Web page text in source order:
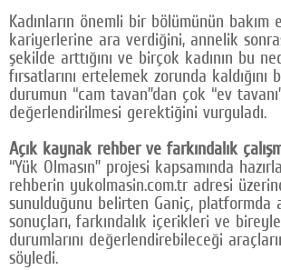
Kadınların önemli bir bölümünün bakım
kariyerlerine ara verdiğini, annelik
şekilde arttığını ve birçok kadının bu
fırsatlarını ertelemek zorunda kaldığını
durumun “cam tavan”dan çok “ev
değerlendirilmesi gerektiğini vurguladı.
Açık kaynak rehber ve farkındalık
“Yük Olmasın” projesi kapsamında
rehberin yukolmasin.com.tr adresi
sunulduğunu belirten Ganiç, platformda
sonuçları, farkındalık içerikleri ve
durumlarını değerlendirebileceği
söyledi.